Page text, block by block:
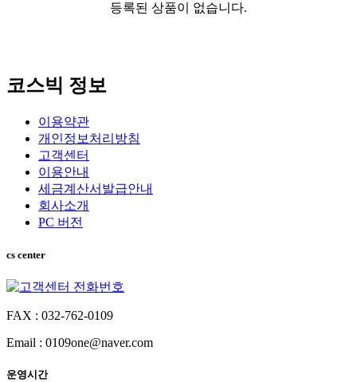
등록된 상품이 없습니다.
코스빅 정보
이용약관
개인정보처리방침
고객센터
이용안내
세금계산서발급안내
회사소개
PC 버전
cs center
FAX : 032-762-0109
Email : 0109one@naver.com
운영시간